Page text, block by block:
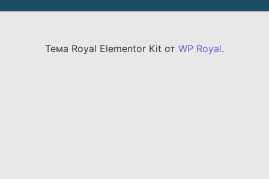
Тема Royal Elementor Kit от WP Royal.